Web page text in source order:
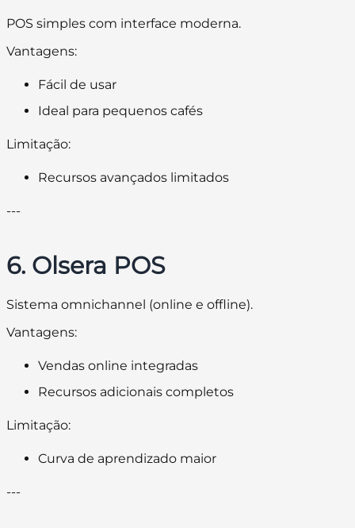
POS simples com interface moderna.
Vantagens:
Fácil de usar
Ideal para pequenos cafés
Limitação:
Recursos avançados limitados
---
6. Olsera POS
Sistema omnichannel (online e offline).
Vantagens:
Vendas online integradas
Recursos adicionais completos
Limitação:
Curva de aprendizado maior
---